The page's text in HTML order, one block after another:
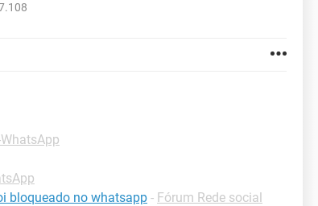
bloqueado no whatsapp - Fórum Rede social